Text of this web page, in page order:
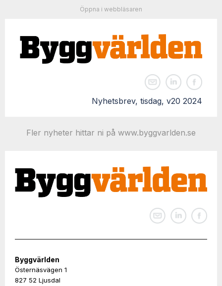
Öppna i webbläsaren
Nyhetsbrev, tisdag, v20 2024
Fler nyheter hittar ni på www.byggvarlden.se
Byggvärlden
Östernäsvägen 1
827 52 Ljusdal